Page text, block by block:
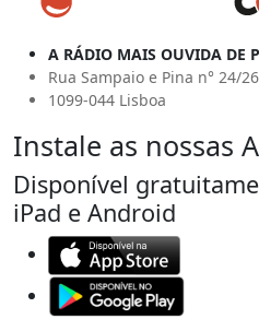
A RÁDIO MAIS OUVIDA DE
Rua Sampaio e Pina n° 24/26
1099-044 Lisboa
Instale as nossas
Disponível
iPad e Android